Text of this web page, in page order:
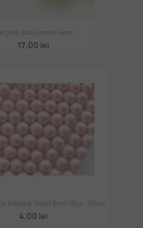
Jad Lemon 4mm
17,00 lei
Imitație Sidef 8mm Roz -10buc
4,00 lei